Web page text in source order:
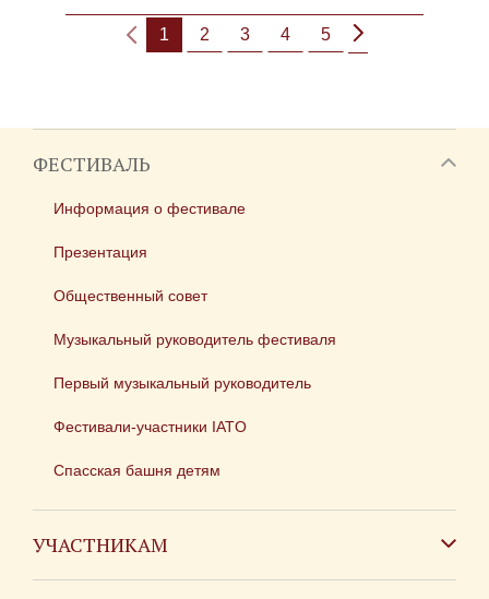
1 2 3 4 5
ФЕСТИВАЛЬ
Информация о фестивале
Презентация
Общественный совет
Музыкальный руководитель фестиваля
Первый музыкальный руководитель
Фестивали-участники IATO
Спасская башня детям
УЧАСТНИКАМ